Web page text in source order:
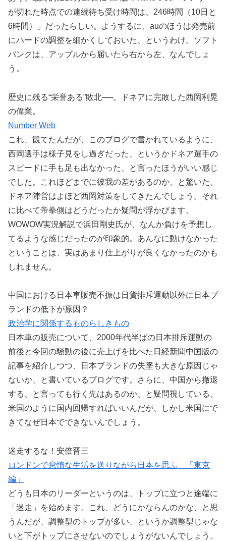
が切れた時点での連続待ち受け時間は、246時間（10日と
6時間）」だったらしい。ようするに、auのほうは発売前
にハードの調整を細かくしておいた、というわけ。ソフト
バンクは、アップルから届いたら右から左、なんでしょ
う。
歴史に残る“栄誉ある”敗北──。ドネアに完敗した西岡利晃
の偉業。
Number Web
これ、観てたんだが、このブログで書かれているように、
西岡選手は様子見をし過ぎだった、というかドネア選手の
スピードに手も足も出なかった、と言ったほうがいい感じ
でした。これほどまでに彼我の差があるのか、と驚いた。
ドネア陣営はよほど西岡対策をしてきたんでしょう。それ
に比べて帝拳側はどうだったか疑問が浮かびます。
WOWOW実況解説で浜田剛史氏が、なんか負けを予想し
てるような感じだったのが印象的。あんなに動けなかった
ということは、実はあまり仕上がりが良くなかったのかも
しれません。
中国における日本車販売不振は日貨排斥運動以外に日本ブ
ランドの低下が原因？
政治学に関係するものらしきもの
日本車の販売について、2000年代半ばの日本排斥運動の
前後と今回の騒動の後に売上げを比べた日経新聞中国版の
記事を紹介しつつ、日本ブランドの失墜も大きな原因じゃ
ないか、と書いているブログです。さらに、中国から撤退
する、と言っても行く先はあるのか、と疑問視している。
米国のように国内回帰すればいいんだが、しかし米国にで
きてなぜ日本でできないんでしょう。
迷走するな！安倍晋三
ロンドンで怠惰な生活を送りながら日本を思ふ 「東京
編」
どうも日本のリーダーというのは、トップに立つと途端に
「迷走」を始めます。これ、どうにかならんのかな、と思
うんだが、調整型のトップが多い、というか調整型じゃな
いと下がトップにさせないのでしょうがないんでしょう。